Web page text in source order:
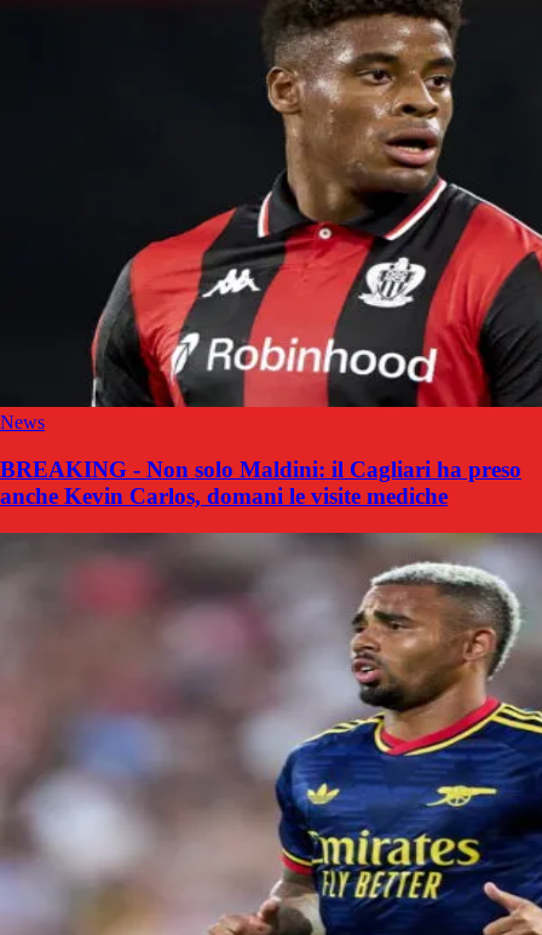
News
BREAKING - Non solo Maldini: il Cagliari ha preso
anche Kevin Carlos, domani le visite mediche